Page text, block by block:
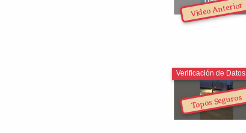
Video Anterior
Topos Seguros
Verificación de Datos